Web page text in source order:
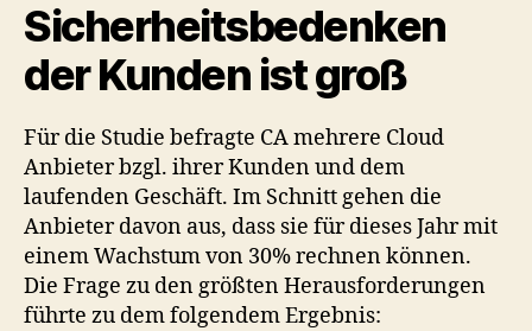
Sicherheitsbedenken
der Kunden ist groß
Für die Studie befragte CA mehrere Cloud
Anbieter bzgl. ihrer Kunden und dem
laufenden Geschäft. Im Schnitt gehen die
Anbieter davon aus, dass sie für dieses Jahr mit
einem Wachstum von 30% rechnen können.
Die Frage zu den größten Herausforderungen
führte zu dem folgendem Ergebnis: